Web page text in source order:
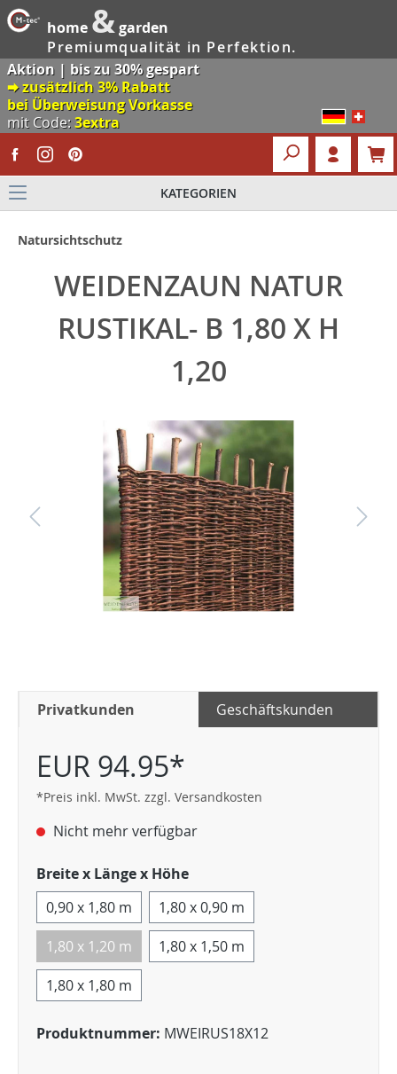
home &garden
Premiumqualität in Perfektion.
Aktion | bis zu 30% gespart
🠮 zusätzlich 3% Rabatt
bei Überweisung Vorkasse
mit Code:3extra
KATEGORIEN
Natursichtschutz
WEIDENZAUN NATUR
RUSTIKAL- B 1,80 X H
1,20
Privatkunden Geschäftskunden
EUR 94.95*
*Preis inkl. MwSt. zzgl. Versandkosten
Nicht mehr verfügbar
Breite x Länge x Höhe
0,90 x 1,80 m
1,80 x 0,90 m
1,80 x 1,20 m
1,80 x 1,50 m
1,80 x 1,80 m
Produktnummer: MWEIRUS18X12